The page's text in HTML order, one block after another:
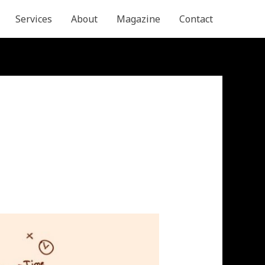
Services About Magazine Contact